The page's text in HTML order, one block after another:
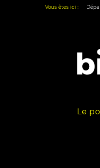
Vous êtes ici :
Le